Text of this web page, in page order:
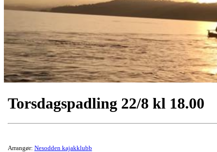
Torsdagspadling 22/8 kl 18.00
Arrangør: Nesodden kajakklubb